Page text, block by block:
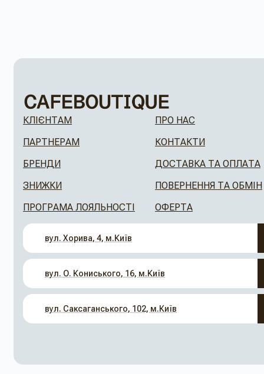
КЛІЄНТАМ
ПАРТНЕРАМ
БРЕНДИ
ЗНИЖКИ
ПРОГРАМА ЛОЯЛЬНОСТІ
ПРО НАС
КОНТАКТИ
ДОСТАВКА ТА ОПЛАТА
ПОВЕРНЕННЯ ТА ОБМІН
ОФЕРТА
вул. Хорива, 4, м.Київ
вул. О. Кониського, 16, м.Київ
вул. Саксаганського, 102, м.Київ